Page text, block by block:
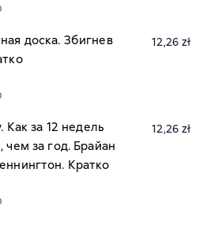
доска. Збигнев
12,26 zł
Как за 12 недель
за год. Брайан
Кратко
12,26 zł